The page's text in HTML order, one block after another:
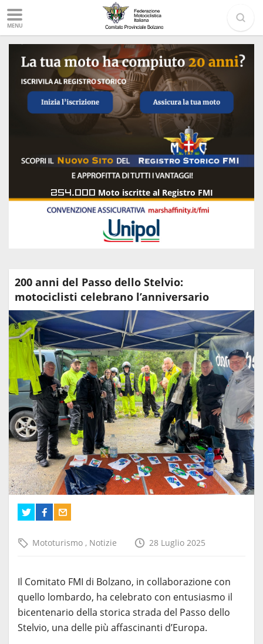
MENU
254.000 Moto iscritte al Registro FMI
200 anni del Passo dello Stelvio:
motociclisti celebrano l’anniversario
Mototurismo , Notizie 28 Luglio 2025
Il Comitato FMI di Bolzano, in collaborazione con
quello lombardo, ha celebrato con entusiasmo il
bicentenario della storica strada del Passo dello
Stelvio, una delle più affascinanti d’Europa.